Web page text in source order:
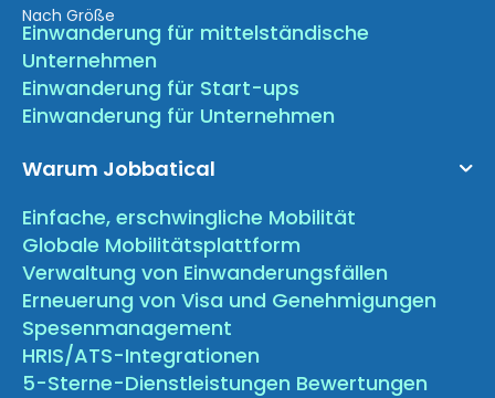
Nach Größe
Einwanderung für mittelständische
Unternehmen
Einwanderung für Start-ups
Einwanderung für Unternehmen
Warum Jobbatical
Einfache, erschwingliche Mobilität
Globale Mobilitätsplattform
Verwaltung von Einwanderungsfällen
Erneuerung von Visa und Genehmigungen
Spesenmanagement
HRIS/ATS-Integrationen
5-Sterne-Dienstleistungen Bewertungen